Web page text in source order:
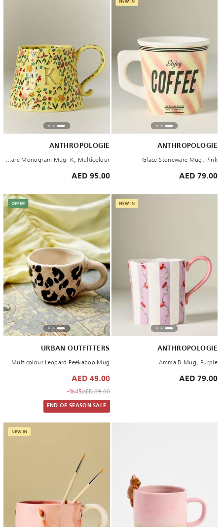
ANTHROPOLOGIE
Glace Stoneware Mug, Pink
79.00 AED
ANTHROPOLOGIE
The Mud Fairy Stoneware Monogram Mug- K, Multicolour
95.00 AED
ANTHROPOLOGIE
Amma D Mug, Purple
79.00 AED
URBAN OUTFITTERS
Multicolour Leopard Peekaboo Mug
49.00 AED
Price reduced from
89.00 AED
to 49.00 AED
%45-
END OF SEASON SALE